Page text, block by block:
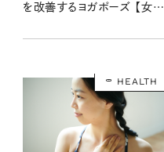
を改善するヨガポーズ 【女性
HEALTH